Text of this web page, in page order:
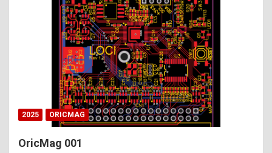
e
s
t
p
h
o
n
y
2025 ORICMAG
OricMag 001